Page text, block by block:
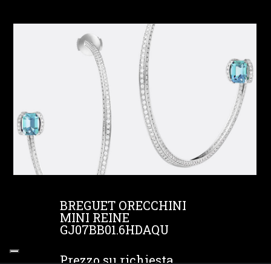
BREGUET ORECCHINI
MINI REINE
GJ07BB01.6HDAQU
Prezzo su richiesta